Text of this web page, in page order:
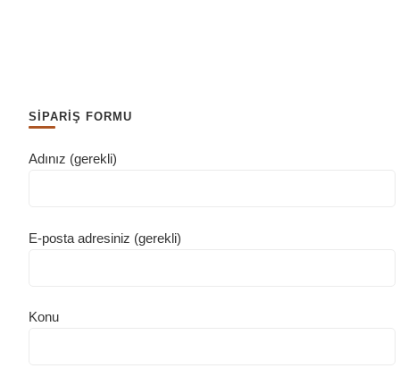
SİPARİŞ FORMU
Adınız (gerekli)
E-posta adresiniz (gerekli)
Konu